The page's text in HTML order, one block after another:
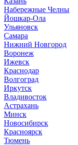
Набережные Челны
Йошкар-Ола
Ульяновск
Самара
Нижний Новгород
Воронеж
Ижевск
Краснодар
Волгоград
Иркутск
Владивосток
Астрахань
Минск
Новосибирск
Красноярск
Тюмень